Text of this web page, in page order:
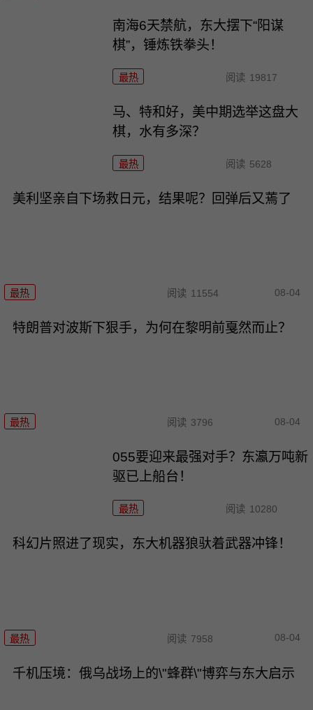
南海6天禁航，东大摆下“阳谋
棋”，锤炼铁拳头！
最热 阅读 19817
马、特和好，美中期选举这盘大
棋，水有多深？
最热 阅读 5628
美利坚亲自下场救日元，结果呢？回弹后又蔫了
最热 阅读 11554 08-04
特朗普对波斯下狠手，为何在黎明前戛然而止？
最热 阅读 3796 08-04
055要迎来最强对手？东瀛万吨新
驱已上船台！
最热 阅读 10280
科幻片照进了现实，东大机器狼驮着武器冲锋！
最热 阅读 7958 08-04
千机压境：俄乌战场上的\"蜂群\"博弈与东大启示